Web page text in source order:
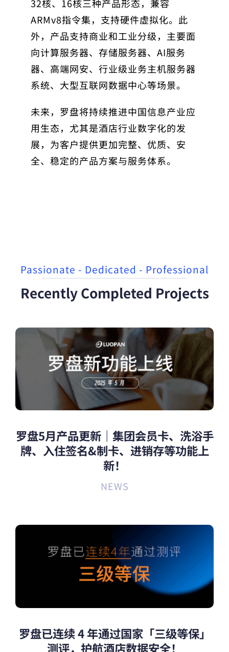
32核、16核三种产品形态，兼容
ARMv8指令集，支持硬件虚拟化。此
外，产品支持商业和工业分级，主要面
向计算服务器、存储服务器、AI服务
器、高端网安、行业级业务主机服务器
系统、大型互联网数据中心等场景。
未来，罗盘将持续推进中国信息产业应
用生态，尤其是酒店行业数字化的发
展，为客户提供更加完整、优质、安
全、稳定的产品方案与服务体系。
Passionate - Dedicated - Professional
Recently Completed Projects
罗盘5月产品更新｜集团会员卡、洗浴手
牌、入住签名&制卡、进销存等功能上
新！
NEWS
罗盘已连续 4 年通过国家「三级等保」
测评，护航酒店数据安全！